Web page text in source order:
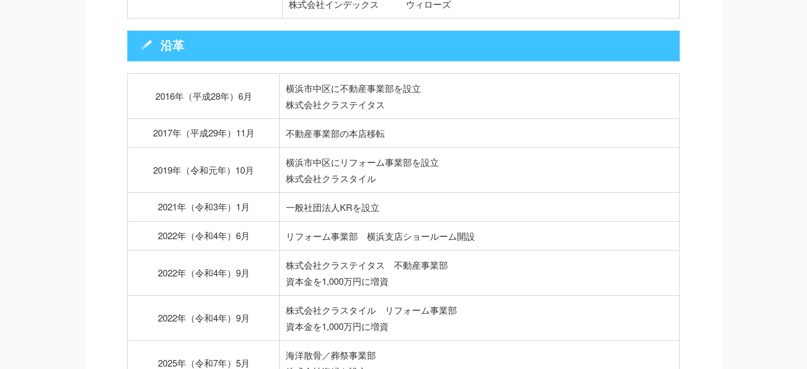
株式会社インデックス ウィローズ
沿革
2016年（平成28年）6月
横浜市中区に不動産事業部を設立
株式会社クラステイタス
2017年（平成29年）11月 不動産事業部の本店移転
2019年（令和元年）10月
横浜市中区にリフォーム事業部を設立
株式会社クラスタイル
2021年（令和3年）1月 一般社団法人KRを設立
2022年（令和4年）6月 リフォーム事業部 横浜支店ショールーム開設
2022年（令和4年）9月
株式会社クラステイタス 不動産事業部
資本金を1,000万円に増資
2022年（令和4年）9月
株式会社クラスタイル リフォーム事業部
資本金を1,000万円に増資
2025年（令和7年）5月
海洋散骨／葬祭事業部